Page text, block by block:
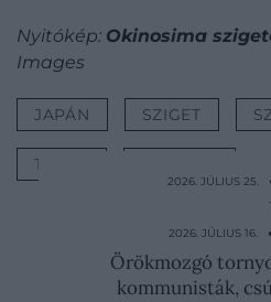
Nyitókép: Okinosima
Images
JAPÁN SZIGET
TILTÁS
2026. JÚLIUS 25.
A foci-vb óta 265
népszerűsége
2026. JÚLIUS 16.
Örökmozgó
kommunisták,